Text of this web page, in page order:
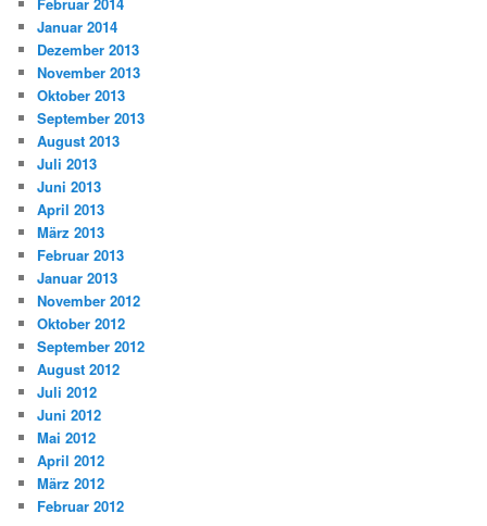
Februar 2014
Januar 2014
Dezember 2013
November 2013
Oktober 2013
September 2013
August 2013
Juli 2013
Juni 2013
April 2013
März 2013
Februar 2013
Januar 2013
November 2012
Oktober 2012
September 2012
August 2012
Juli 2012
Juni 2012
Mai 2012
April 2012
März 2012
Februar 2012